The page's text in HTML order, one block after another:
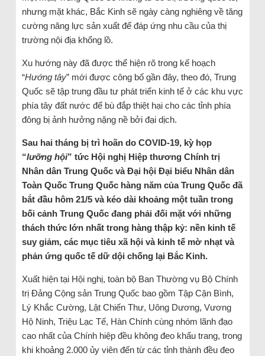
nhưng mặt khác, Bắc Kinh sẽ ngày càng nghiêng về tăng
cường năng lực sản xuất để đáp ứng nhu cầu của thị
trường nội địa khổng lồ.
Xu hướng này đã được thể hiện rõ trong kế hoạch
“Hướng tây” mới được công bố gần đây, theo đó, Trung
Quốc sẽ tập trung đầu tư phát triển kinh tế ở các khu vực
phía tây đất nước để bù đắp thiệt hại cho các tỉnh phía
đông bị ảnh hưởng nặng nề bởi đại dịch.
Sau hai tháng bị trì hoãn do COVID-19, kỳ họp
“lưỡng hội” tức Hội nghị Hiệp thương Chính trị
Nhân dân Trung Quốc và Đại hội Đại biểu Nhân dân
Toàn Quốc Trung Quốc hàng năm của Trung Quốc đã
bắt đầu hôm 21/5 và kéo dài khoảng một tuần trong
bối cảnh Trung Quốc đang phải đối mặt với những
thách thức lớn nhất trong hàng thập kỷ: nền kinh tế
suy giảm, các mục tiêu xã hội và kinh tế mờ nhạt và
phản ứng quốc tế dữ dội chống lại Bắc Kinh.
Xuất hiện tại Hội nghị, toàn bộ Ban Thường vụ Bộ Chính
trị Đảng Cộng sản Trung Quốc bao gồm Tập Cận Bình,
Lý Khắc Cường, Lật Chiến Thư, Uông Dương, Vương
Hộ Ninh, Triệu Lạc Tế, Hàn Chính cùng nhóm lãnh đạo
cao nhất của Chính hiệp đều không đeo khẩu trang, trong
khi khoảng 2.000 ủy viên đến từ các tỉnh thành đều đeo